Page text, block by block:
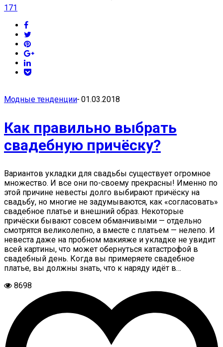
171
Модные тенденции- 01.03.2018
Как правильно выбрать
свадебную причёску?
Вариантов укладки для свадьбы существует огромное
множество. И все они по-своему прекрасны! Именно по
этой причине невесты долго выбирают причёску на
свадьбу, но многие не задумываются, как «согласовать»
свадебное платье и внешний образ. Некоторые
причёски бывают совсем обманчивыми — отдельно
смотрятся великолепно, а вместе с платьем — нелепо. И
невеста даже на пробном макияже и укладке не увидит
всей картины, что может обернуться катастрофой в
свадебный день. Когда вы примеряете свадебное
платье, вы должны знать, что к наряду идёт в…
8698